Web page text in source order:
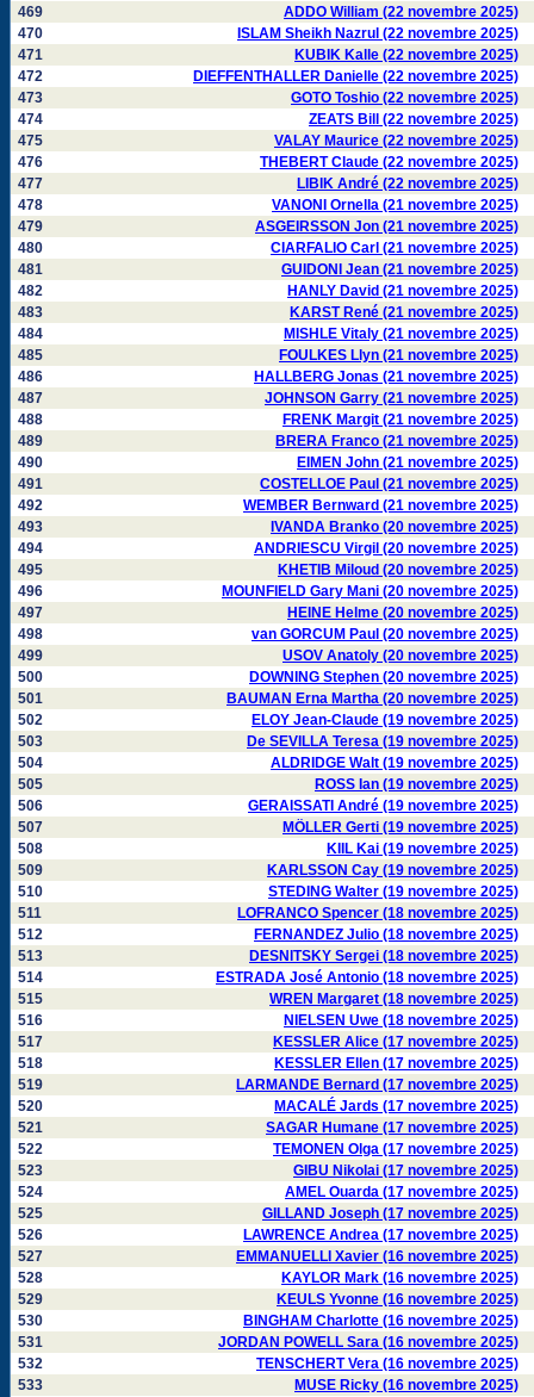
469
ADDO William (22 novembre 2025)
470
ISLAM Sheikh Nazrul (22 novembre 2025)
471
KUBIK Kalle (22 novembre 2025)
472
DIEFFENTHALLER Danielle (22 novembre 2025)
473
GOTO Toshio (22 novembre 2025)
474
ZEATS Bill (22 novembre 2025)
475
VALAY Maurice (22 novembre 2025)
476
THEBERT Claude (22 novembre 2025)
477
LIBIK André (22 novembre 2025)
478
VANONI Ornella (21 novembre 2025)
479
ASGEIRSSON Jon (21 novembre 2025)
480
CIARFALIO Carl (21 novembre 2025)
481
GUIDONI Jean (21 novembre 2025)
482
HANLY David (21 novembre 2025)
483
KARST René (21 novembre 2025)
484
MISHLE Vitaly (21 novembre 2025)
485
FOULKES Llyn (21 novembre 2025)
486
HALLBERG Jonas (21 novembre 2025)
487
JOHNSON Garry (21 novembre 2025)
488
FRENK Margit (21 novembre 2025)
489
BRERA Franco (21 novembre 2025)
490
EIMEN John (21 novembre 2025)
491
COSTELLOE Paul (21 novembre 2025)
492
WEMBER Bernward (21 novembre 2025)
493
IVANDA Branko (20 novembre 2025)
494
ANDRIESCU Virgil (20 novembre 2025)
495
KHETIB Miloud (20 novembre 2025)
496
MOUNFIELD Gary Mani (20 novembre 2025)
497
HEINE Helme (20 novembre 2025)
498
van GORCUM Paul (20 novembre 2025)
499
USOV Anatoly (20 novembre 2025)
500
DOWNING Stephen (20 novembre 2025)
501
BAUMAN Erna Martha (20 novembre 2025)
502
ELOY Jean-Claude (19 novembre 2025)
503
De SEVILLA Teresa (19 novembre 2025)
504
ALDRIDGE Walt (19 novembre 2025)
505
ROSS Ian (19 novembre 2025)
506
GERAISSATI André (19 novembre 2025)
507
MÖLLER Gerti (19 novembre 2025)
508
KIIL Kai (19 novembre 2025)
509
KARLSSON Cay (19 novembre 2025)
510
STEDING Walter (19 novembre 2025)
511
LOFRANCO Spencer (18 novembre 2025)
512
FERNANDEZ Julio (18 novembre 2025)
513
DESNITSKY Sergei (18 novembre 2025)
514
ESTRADA José Antonio (18 novembre 2025)
515
WREN Margaret (18 novembre 2025)
516
NIELSEN Uwe (18 novembre 2025)
517
KESSLER Alice (17 novembre 2025)
518
KESSLER Ellen (17 novembre 2025)
519
LARMANDE Bernard (17 novembre 2025)
520
MACALÉ Jards (17 novembre 2025)
521
SAGAR Humane (17 novembre 2025)
522
TEMONEN Olga (17 novembre 2025)
523
GIBU Nikolai (17 novembre 2025)
524
AMEL Ouarda (17 novembre 2025)
525
GILLAND Joseph (17 novembre 2025)
526
LAWRENCE Andrea (17 novembre 2025)
527
EMMANUELLI Xavier (16 novembre 2025)
528
KAYLOR Mark (16 novembre 2025)
529
KEULS Yvonne (16 novembre 2025)
530
BINGHAM Charlotte (16 novembre 2025)
531
JORDAN POWELL Sara (16 novembre 2025)
532
TENSCHERT Vera (16 novembre 2025)
533
MUSE Ricky (16 novembre 2025)